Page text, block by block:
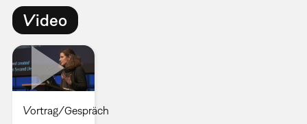
Video
Vortrag/Gespräch